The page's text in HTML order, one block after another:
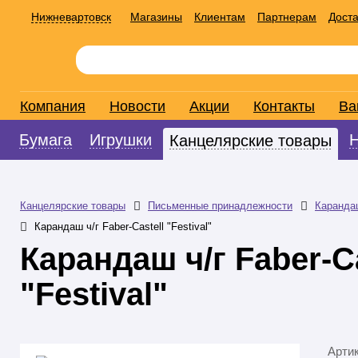
Нижневартовск Магазины Клиентам Партнерам
Компания Новости Акции Контакты
Бумага Игрушки Канцелярские товары
Канцелярские товары Письменные принадлежности
Карандаш ч/г Faber-Castell "Festival"
Карандаш ч/г Faber-
"Festival"